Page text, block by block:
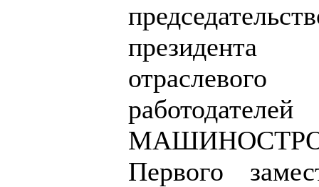
президента
Первого